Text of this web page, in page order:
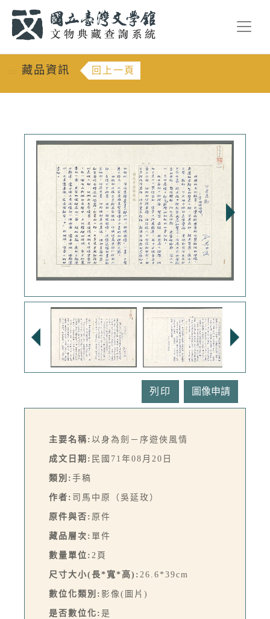
::: 藏品資訊 回上一頁
列印
主要名稱: 以身為劍－序遊俠風情
成文日期: 民國71年08月20日
類別: 手稿
作者: 司馬中原（吳延玫）
原件與否: 原件
藏品層次: 單件
數量單位: 2頁
尺寸大小(長*寬*高): 26.6*39cm
數位化類別: 影像(圖片)
是否數位化: 是